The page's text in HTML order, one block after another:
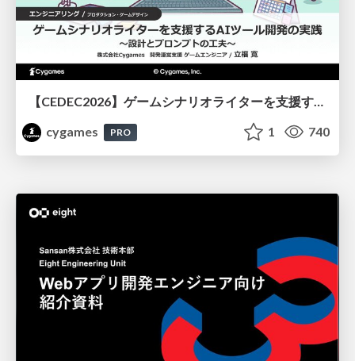
【CEDEC2026】ゲームシナリオライターを支援するAIツール開発の実践 ― 設計とプロンプトの工夫 ―
cygames
PRO 1 740